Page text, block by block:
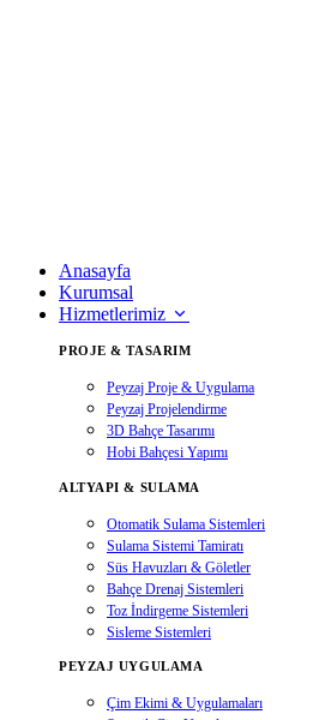
Anasayfa
Kurumsal
Hizmetlerimiz
PROJE & TASARIM
Peyzaj Proje & Uygulama
Peyzaj Projelendirme
3D Bahçe Tasarımı
Hobi Bahçesi Yapımı
ALTYAPI & SULAMA
Otomatik Sulama Sistemleri
Sulama Sistemi Tamiratı
Süs Havuzları & Göletler
Bahçe Drenaj Sistemleri
Toz İndirgeme Sistemleri
Sisleme Sistemleri
PEYZAJ UYGULAMA
Çim Ekimi & Uygulamaları